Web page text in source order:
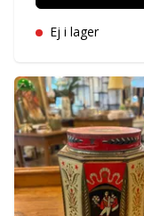
Ej i lager